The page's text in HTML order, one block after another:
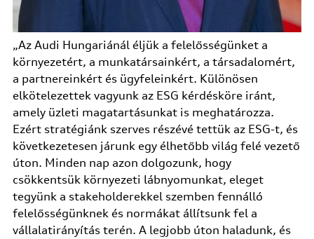
„Az Audi Hungariánál éljük a felelősségünket a
környezetért, a munkatársainkért, a társadalomért,
a partnereinkért és ügyfeleinkért. Különösen
elkötelezettek vagyunk az ESG kérdésköre iránt,
amely üzleti magatartásunkat is meghatározza.
Ezért stratégiánk szerves részévé tettük az ESG-t, és
következetesen járunk egy élhetőbb világ felé vezető
úton. Minden nap azon dolgozunk, hogy
csökkentsük környezeti lábnyomunkat, eleget
tegyünk a stakeholderekkel szemben fennálló
felelősségünknek és normákat állítsunk fel a
vállalatirányítás terén. A legjobb úton haladunk, és